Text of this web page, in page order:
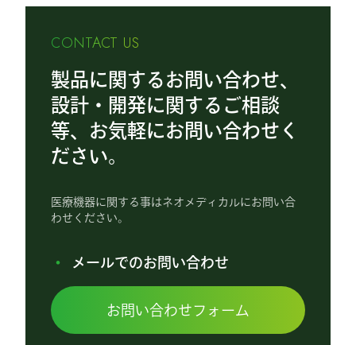
CONTACT US
製品に関するお問い合わせ、
設計・開発に関するご相談
等、お気軽にお問い合わせく
ださい。
医療機器に関する事はネオメディカルにお問い合
わせください。
メールでのお問い合わせ
お問い合わせフォーム